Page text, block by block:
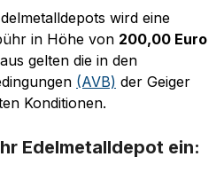
wird eine
in Höhe von 200,00 Euro
gelten die in den
(AVB) der Geiger
Konditionen.
Edelmetalldepot ein: